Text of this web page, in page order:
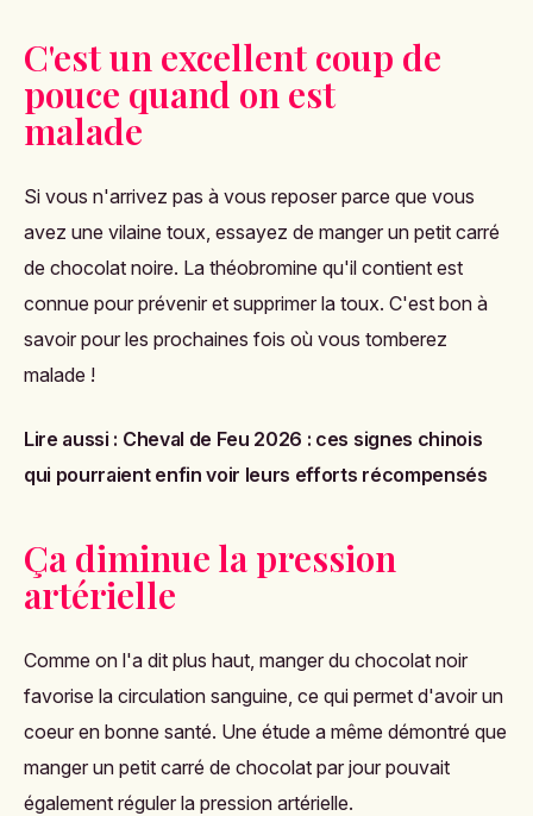
C'est un excellent coup de
pouce quand on est
malade
Si vous n'arrivez pas à vous reposer parce que vous
avez une vilaine toux, essayez de manger un petit carré
de chocolat noire. La théobromine qu'il contient est
connue pour prévenir et supprimer la toux. C'est bon à
savoir pour les prochaines fois où vous tomberez
malade !
Lire aussi : Cheval de Feu 2026 : ces signes chinois
qui pourraient enfin voir leurs efforts récompensés
Ça diminue la pression
artérielle
Comme on l'a dit plus haut, manger du chocolat noir
favorise la circulation sanguine, ce qui permet d'avoir un
coeur en bonne santé. Une étude a même démontré que
manger un petit carré de chocolat par jour pouvait
également réguler la pression artérielle.